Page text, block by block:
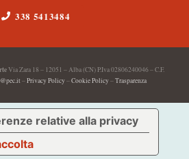
338 5413484
Via Zara 18 – 12051 – Alba (CN) P.Iva 02806240046 – C.F.
–Privacy Policy–Cookie Policy–Trasparenza
relative alla privacy